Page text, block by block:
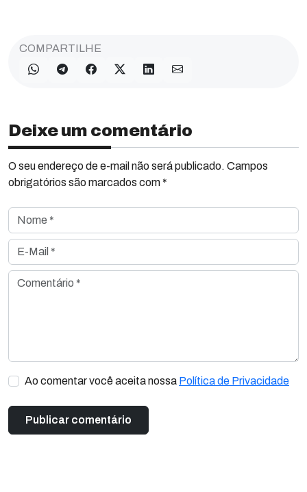
COMPARTILHE
Deixe um comentário
O seu endereço de e-mail não será publicado. Campos
obrigatórios são marcados com *
Nome *
E-Mail *
Comentário *
Ao comentar você aceita nossa Política de Privacidade